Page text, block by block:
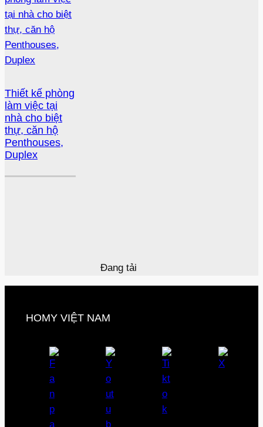
Thiết kế phòng
làm việc tại
nhà cho biệt
thự, căn hộ
Penthouses,
Duplex
Đang tải
HOMY VIỆT NAM